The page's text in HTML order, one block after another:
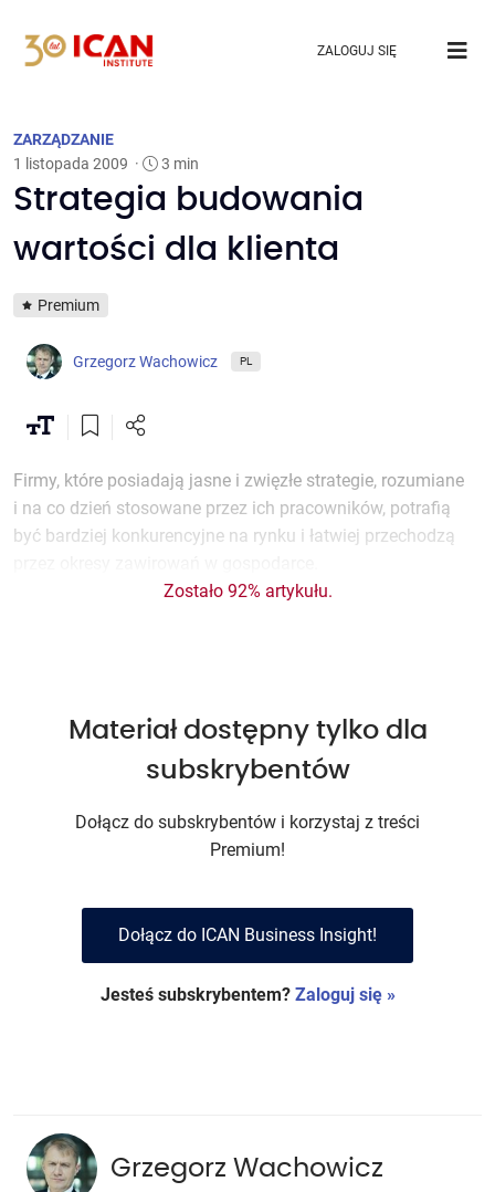
ZALOGUJ SIĘ
ZARZĄDZANIE
1 listopada 2009 · 3 min
Strategia budowania
wartości dla klienta
Premium
Grzegorz Wachowicz PL
Firmy, które posiadają jasne i zwięzłe strategie, rozumiane
i na co dzień stosowane przez ich pracowników, potrafią
być bardziej konkurencyjne na rynku i łatwiej przechodzą
Zostało 92% artykułu.
Materiał dostępny tylko dla
subskrybentów
Dołącz do subskrybentów i korzystaj z treści
Premium!
Dołącz do ICAN Business Insight!
Jesteś subskrybentem? Zaloguj się »
Grzegorz Wachowicz